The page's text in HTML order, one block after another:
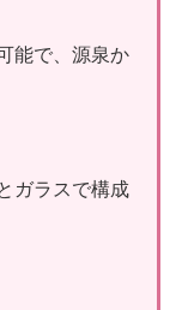
能で、源泉か
ガラスで構成